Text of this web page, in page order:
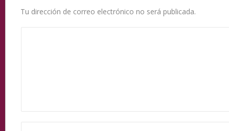
Tu dirección de correo electrónico no será publicada.